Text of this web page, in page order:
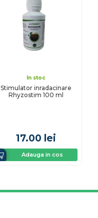
In stoc
Stimulator inradacinare
Rhyzostim 100 ml
17.00 lei
Adauga in cos